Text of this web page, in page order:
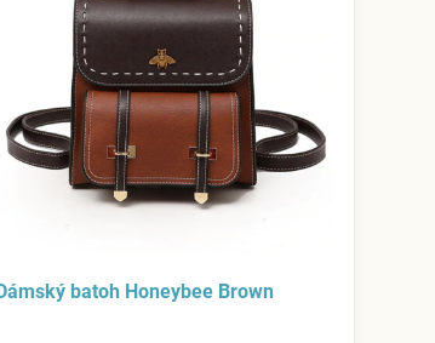
Dámský batoh Honeybee Brown